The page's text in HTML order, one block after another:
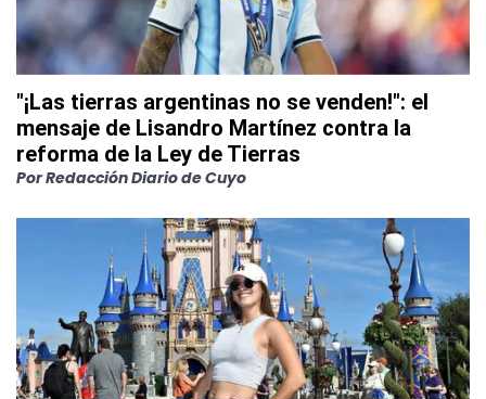
"¡Las tierras argentinas no se venden!": el
mensaje de Lisandro Martínez contra la
reforma de la Ley de Tierras
PorRedacción Diario de Cuyo